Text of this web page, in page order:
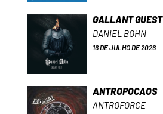
GALLANT GUEST
DANIEL BOHN
16 DE JULHO DE 2026
ANTROPOCAOS
ANTROFORCE